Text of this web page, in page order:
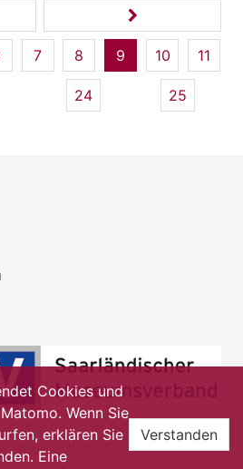
7 8 9 10 11
24 25
Cookies und
Wenn Sie
erklären Sie
Eine
Verstanden